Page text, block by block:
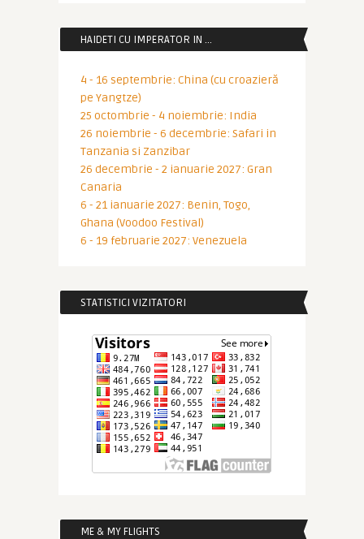
HAIDETI CU IMPERATOR IN …
4 - 16 septembrie: China (cu croazieră
pe Yangtze)
25 octombrie - 4 noiembrie: India
26 noiembrie - 6 decembrie: Safari in
Tanzania si Zanzibar
26 decembrie - 2 ianuarie 2027: Gran
Canaria
6 - 21 ianuarie 2027: Benin, Togo,
Ghana (Voodoo Festival)
6 - 19 februarie 2027: Venezuela
STATISTICI VIZITATORI
ME & MY FLIGHTS